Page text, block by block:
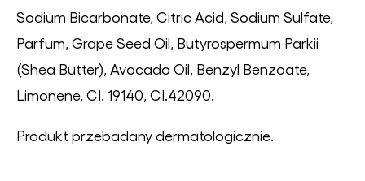
Sodium Bicarbonate, Citric Acid, Sodium Sulfate,
Parfum, Grape Seed Oil, Butyrospermum Parkii
(Shea Butter), Avocado Oil, Benzyl Benzoate,
Limonene, CI. 19140, CI.42090.
Produkt przebadany dermatologicznie.